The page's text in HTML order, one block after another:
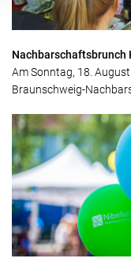
Nachbarschaftsbrunch
Am Sonntag, 18.
Braunschweig-